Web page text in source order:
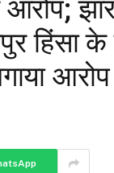
हिंसा
आरोप